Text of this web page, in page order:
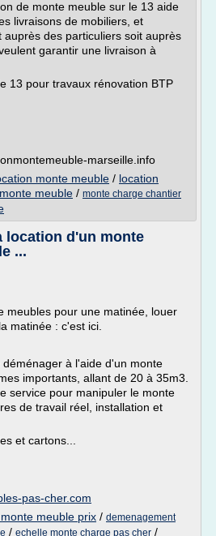
de monte meuble sur le 13 aide
livraisons de mobiliers, et
auprès des particuliers soit auprès
garantir une livraison à
13 pour travaux rénovation BTP
marseille.info
monte meuble / location
meuble / monte charge chantier
location d'un monte
...
meubles pour une matinée, louer
matinée : c'est ici.
à l'aide d'un monte
importants, allant de 20 à 35m3.
service pour manipuler le monte
de travail réel, installation et
et cartons...
pas-cher.com
meuble prix / demenagement
/ echelle monte charge pas cher /